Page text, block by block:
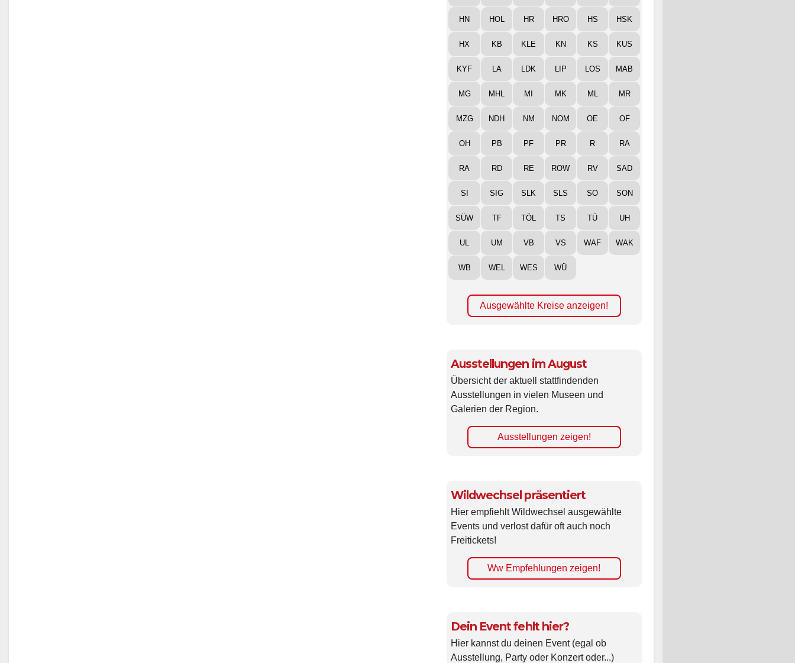
HN HOL HR HRO HS HSK
HX KB KLE KN KS KUS
KYF LA LDK LIP LOS MAB
MG MHL MI MK ML MR
MZG NDH NM NOM OE OF
OH PB PF PR R RA
RA RD RE ROW RV SAD
SI SIG SLK SLS SO SON
SÜW TF TÖL TS TÜ UH
UL UM VB VS WAF WAK
WB WEL WES WÜ
Ausgewählte Kreise anzeigen!
Ausstellungen im August
Übersicht der aktuell stattfindenden
Ausstellungen in vielen Museen und
Galerien der Region.
Ausstellungen zeigen!
Wildwechsel präsentiert
Hier empfiehlt Wildwechsel ausgewählte
Events und verlost dafür oft auch noch
Freitickets!
Ww Empfehlungen zeigen!
Dein Event fehlt hier?
Hier kannst du deinen Event (egal ob
Ausstellung, Party oder Konzert oder...)